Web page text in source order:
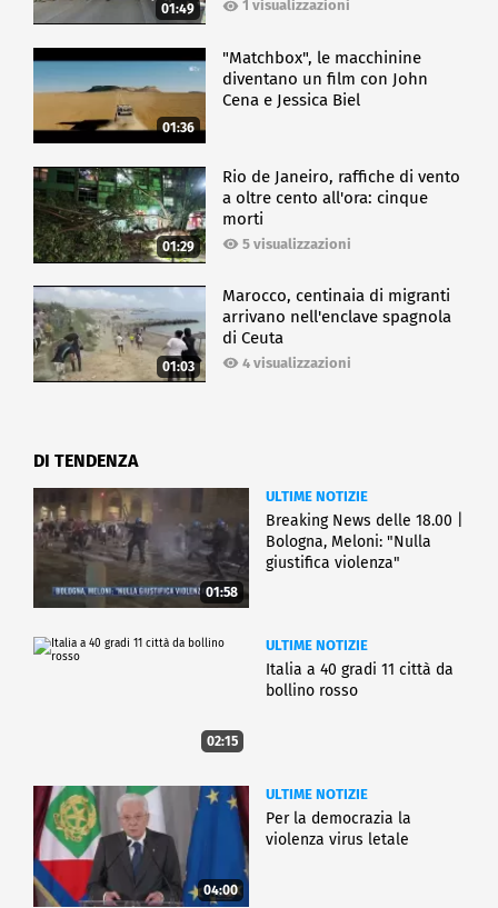
01:49 1 visualizzazioni
01:36
"Matchbox", le macchinine
diventano un film con John
Cena e Jessica Biel
01:29
Rio de Janeiro, raffiche di vento
a oltre cento all'ora: cinque
morti
5 visualizzazioni
01:03
Marocco, centinaia di migranti
arrivano nell'enclave spagnola
di Ceuta
4 visualizzazioni
DI TENDENZA
01:58
ULTIME NOTIZIE
Breaking News delle 18.00 |
Bologna, Meloni: "Nulla
giustifica violenza"
02:15
ULTIME NOTIZIE
Italia a 40 gradi 11 città da
bollino rosso
04:00
ULTIME NOTIZIE
Per la democrazia la
violenza virus letale